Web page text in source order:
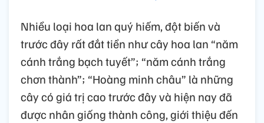
Nhiều loại hoa lan quý hiếm, đột biến và
trước đây rất đắt tiền như cây hoa lan “năm
cánh trắng bạch tuyết”; “năm cánh trắng
chơn thành”; “Hoàng minh châu” là những
cây có giá trị cao trước đây và hiện nay đã
được nhân giống thành công, giới thiệu đến